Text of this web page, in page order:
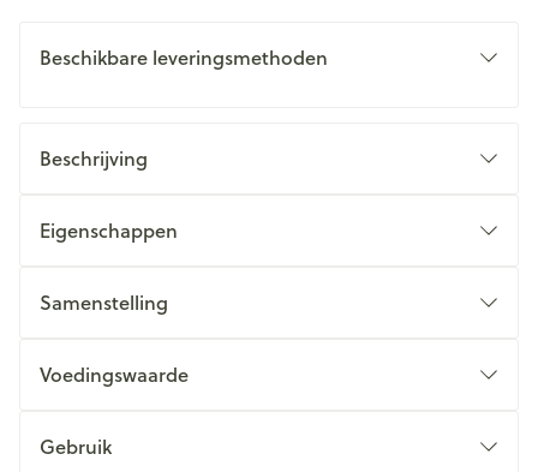
Beschikbare leveringsmethoden
Beschrijving
Eigenschappen
Samenstelling
Voedingswaarde
Gebruik